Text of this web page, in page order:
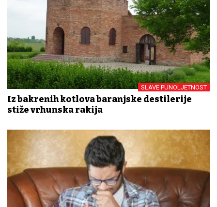
SLAVE PUNOLJETNOST
Iz bakrenih kotlova baranjske destilerije
stiže vrhunska rakija